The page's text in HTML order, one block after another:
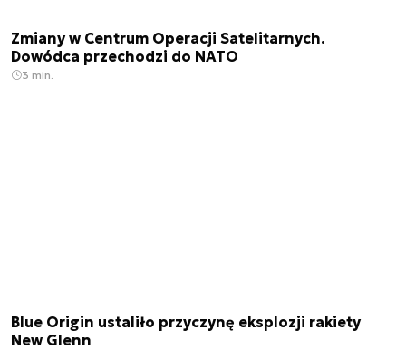
Zmiany w Centrum Operacji Satelitarnych.
Dowódca przechodzi do NATO
3 min.
Blue Origin ustaliło przyczynę eksplozji rakiety
New Glenn